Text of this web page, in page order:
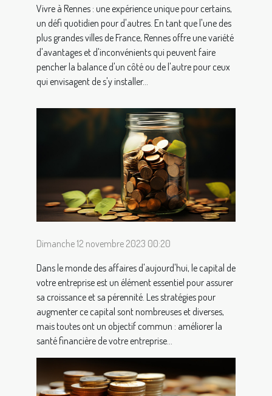
Vivre à Rennes : une expérience unique pour certains,
un défi quotidien pour d'autres. En tant que l'une des
plus grandes villes de France, Rennes offre une variété
d'avantages et d'inconvénients qui peuvent faire
pencher la balance d'un côté ou de l'autre pour ceux
qui envisagent de s'y installer...
Dimanche 12 novembre 2023 00:20
Dans le monde des affaires d'aujourd'hui, le capital de
votre entreprise est un élément essentiel pour assurer
sa croissance et sa pérennité. Les stratégies pour
augmenter ce capital sont nombreuses et diverses,
mais toutes ont un objectif commun : améliorer la
santé financière de votre entreprise...